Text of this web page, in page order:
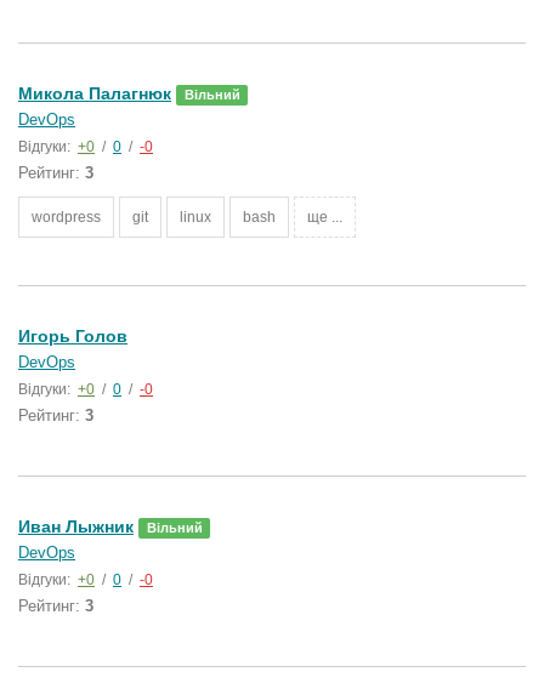
Микола Палагнюк Вільний
DevOps
Відгуки: +0 / 0 / -0
Рейтинг: 3
wordpress git linux bash ще ...
Игорь Голов
DevOps
Відгуки: +0 / 0 / -0
Рейтинг: 3
Иван Лыжник Вільний
DevOps
Відгуки: +0 / 0 / -0
Рейтинг: 3